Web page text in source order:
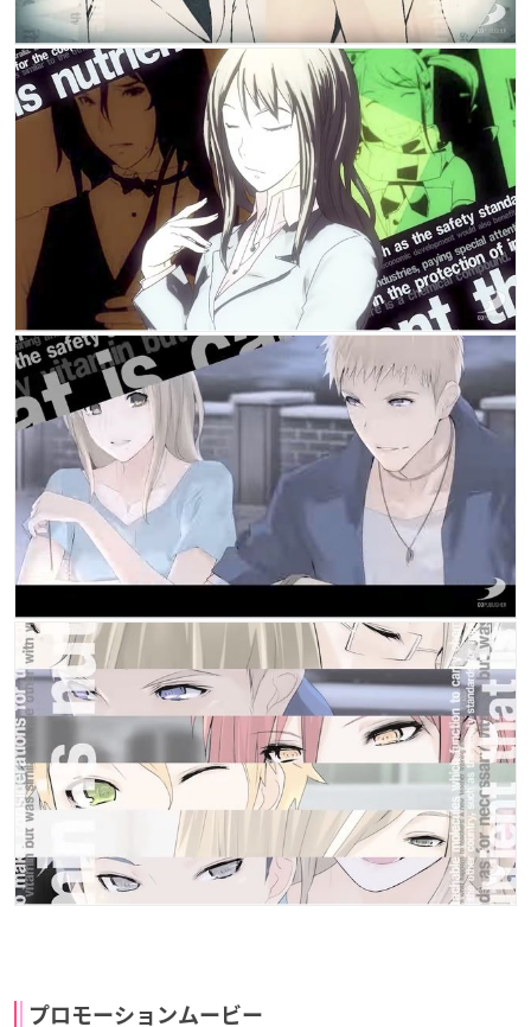
プロモーションムービー